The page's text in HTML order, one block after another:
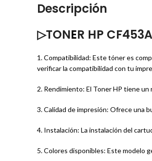
Descripción
▷TONER HP
1. Compatibilidad: Este tóner es
verificar la compatibilidad con tu
2. Rendimiento: El Toner HP tiene
3. Calidad de impresión: Ofrece una
4. Instalación: La instalación del
5. Colores disponibles: Este modelo